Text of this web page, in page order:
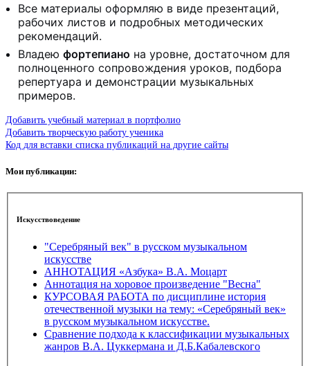
Все материалы оформляю в виде презентаций,
рабочих листов и подробных методических
рекомендаций.
Владею фортепиано на уровне, достаточном для
полноценного сопровождения уроков, подбора
репертуара и демонстрации музыкальных
примеров.
Добавить учебный материал в портфолио
Добавить творческую работу ученика
Код для вставки списка публикаций на другие сайты
Мои публикации:
Искусствоведение
"Серебряный век" в русском музыкальном
искусстве
АННОТАЦИЯ «Азбука» В.А. Моцарт
Аннотация на хоровое произведение "Весна"
КУРСОВАЯ РАБОТА по дисциплине история
отечественной музыки на тему: «Серебряный век»
в русском музыкальном искусстве.
Сравнение подхода к классификации музыкальных
жанров В.А. Цуккермана и Д.Б.Кабалевского